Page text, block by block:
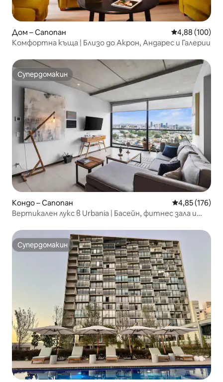
Дом – Сапопан Средна
4,88 (100)
Комфортна къща | Близо до Акрон, Андарес и Галерии
Супердомакин
Супердомакин
Кондо – Сапопан Средна
4,85 (176)
Вертикален лукс в Urbania | Басейн, фитнес зала и
Супердомакин
Супердомакин